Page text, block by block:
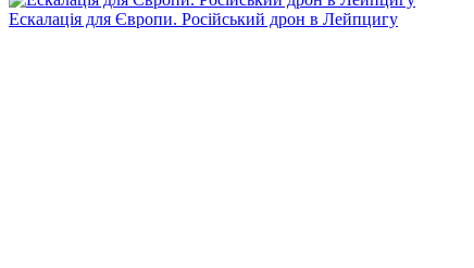
Ескалація для Європи. Російський дрон в Лейпцигу